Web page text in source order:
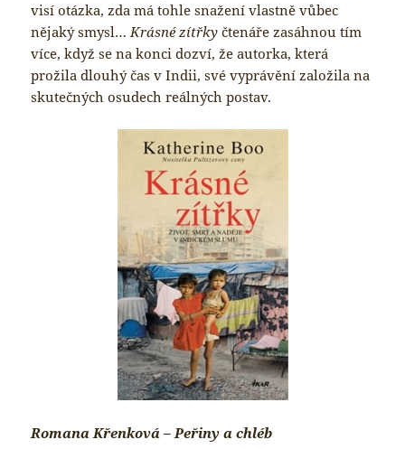
visí otázka, zda má tohle snažení vlastně vůbec
nějaký smysl…Krásné zítřky čtenáře zasáhnou tím
více, když se na konci dozví, že autorka, která
prožila dlouhý čas v Indii, své vyprávění založila na
skutečných osudech reálných postav.
Romana Křenková – Peřiny a chléb